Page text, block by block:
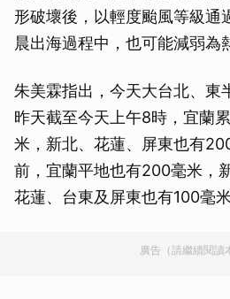
形破壞後，以輕度颱風等級通
晨出海過程中，也可能減弱為
朱美霖指出，今天大台北、東
昨天截至今天上午8時，宜蘭
米，新北、花蓮、屏東也有
前，宜蘭平地也有200毫米，
花蓮、台東及屏東也有100毫米
廣告（請繼續閱讀